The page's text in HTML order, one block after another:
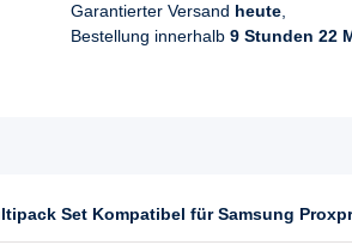
Garantierter Versand heute,
Bestellung innerhalb 9 Stunden 22
Set Kompatibel für Samsung